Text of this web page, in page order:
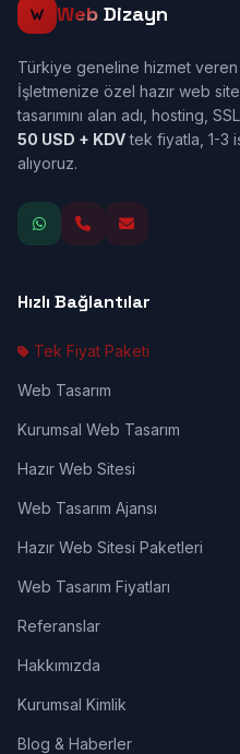
Web Dizayn
Türkiye geneline hizmet veren
İşletmenize özel hazır web
tasarımını alan adı, hosting,
50 USD + KDVtek fiyatla, 1-3
alıyoruz.
Hızlı Bağlantılar
Tek Fiyat Paketi
Web Tasarım
Kurumsal Web Tasarım
Hazır Web Sitesi
Web Tasarım Ajansı
Hazır Web Sitesi Paketleri
Web Tasarım Fiyatları
Referanslar
Hakkımızda
Kurumsal Kimlik
Blog & Haberler